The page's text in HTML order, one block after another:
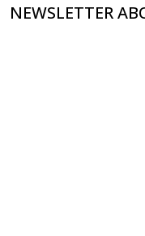
NEWSLETTER